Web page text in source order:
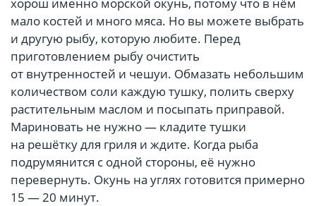
мало костей и много мяса. Но вы можете выбрать
и другую рыбу, которую любите. Перед
приготовлением рыбу очистить
от внутренностей и чешуи. Обмазать небольшим
количеством соли каждую тушку, полить сверху
растительным маслом и посыпать приправой.
Мариновать не нужно — кладите тушки
на решётку для гриля и ждите. Когда рыба
подрумянится с одной стороны, её нужно
перевернуть. Окунь на углях готовится примерно
15 — 20 минут.